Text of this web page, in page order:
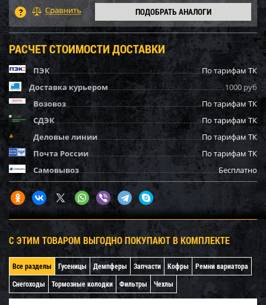
ПОДОБРАТЬ АНАЛОГИ
РАСЧЕТ СТОИМОСТИ ДОСТАВКИ
ПЭК
По тарифам ТК
Доставка курьером
1000 руб
Возовоз
По тарифам ТК
СДЭК
По тарифам ТК
Деловые линии
По тарифам ТК
Почта России
По тарифам ТК
Самовывоз
Бесплатно
С ЭТИМ ТОВАРОМ ВЫГОДНО ПОКУПАЮТ В КОМПЛЕКТЕ
Все разделы Гусеницы Демпферы Запчасти Кофры
Ремни вариатора
Снегоходы
Тормозные колодки Фильтры Чехлы